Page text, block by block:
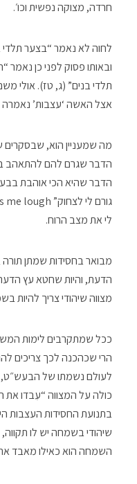
חרדה, מצוקה נפשית וכו׳.
לחוה לא נאמר “בצער תלדי
ובאותו פסוק לפני כן
תלדי בנים” (ג, טז). אולי
אצל האשה ‘עצבות’ נאמרה
מה שמעניין הוא,
הדבר שגרם להם להתאהב
הדבר שהיא הכי אוהבת
לי את מצב הרוח.
מבואר בחסידות שמתן
הדעת, והיות שחטא עץ
מצווה שיהודי צריך להיות
ככל שמתקרבים לימות
הרי שכהכנה לכך צריכים
לעולם נשמתו של הבעש״ט,
כולה על המצווה “עִבדו
בתנועת החסידות העצבות
שיהודי בשמחה יש לו
השמחה הוא כאילו מאבד